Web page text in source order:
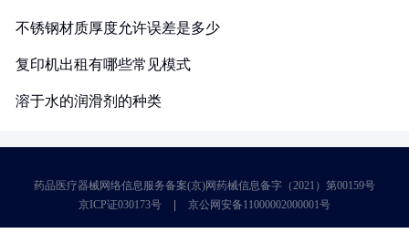
不锈钢材质厚度允许误差是多少
复印机出租有哪些常见模式
溶于水的润滑剂的种类
药品医疗器械网络信息服务备案(京)网药械信息备字（2021）第00159号
京ICP证030173号
京公网安备11000002000001号